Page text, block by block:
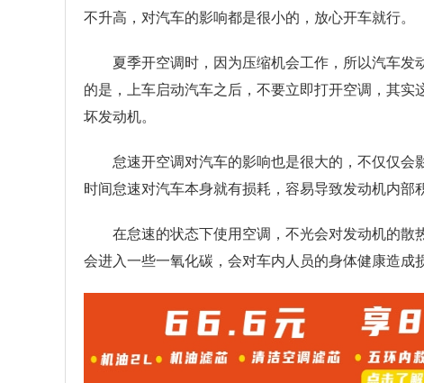
不升高，对汽车的影响都是很小的，放心开车就行。
夏季开空调时，因为压缩机会工作，所以汽车
的是，上车启动汽车之后，不要立即打开空调，其
坏发动机。
怠速开空调对汽车的影响也是很大的，不仅仅
时间怠速对汽车本身就有损耗，容易导致发动机内部
在怠速的状态下使用空调，不光会对发动机的
会进入一些一氧化碳，会对车内人员的身体健康造成